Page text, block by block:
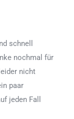
schnell
nochmal für
nicht
paar
jeden Fall